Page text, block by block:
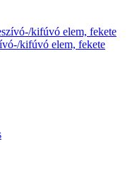
kifúvó elem, fekete